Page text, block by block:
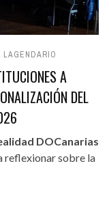
LAGENDARIO
A
DEL
DOCanarias
reflexionar sobre la